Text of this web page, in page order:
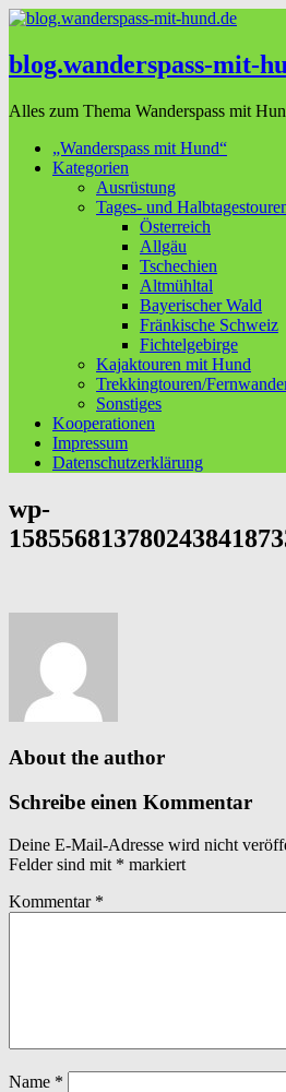
blog.wanderspass-mit-
Alles zum Thema Wanderspass mit
„Wanderspass mit Hund“
Kategorien
Ausrüstung
Tages- und
Österreich
Allgäu
Tschechien
Altmühltal
Bayerischer Wald
Fränkische Schweiz
Fichtelgebirge
Kajaktouren mit Hund
Trekkingtouren/
Sonstiges
Kooperationen
Impressum
Datenschutzerklärung
wp-
About the author
Schreibe einen Kommentar
Deine E-Mail-Adresse wird nicht
Felder sind mit * markiert
Kommentar *
Name *